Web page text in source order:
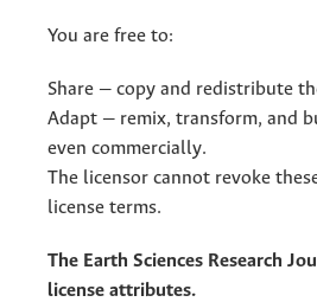
You are free to:
Share — copy and redistribute
Adapt — remix, transform, and
even commercially.
The licensor cannot revoke
license terms.
The Earth Sciences Research
license attributes.